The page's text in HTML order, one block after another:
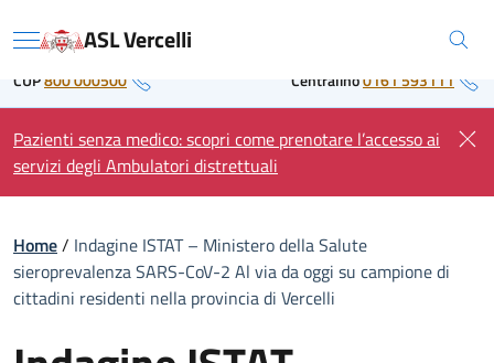
to Regione Piemonte
Menu ASL Vercelli
CUP800 000500 Centralino0161 593111
Pazienti senza medico: scopri come prenotare l’accesso ai
servizi degli Ambulatori distrettuali
Home/ Indagine ISTAT – Ministero della Salute
sieroprevalenza SARS-CoV-2 Al via da oggi su campione di
cittadini residenti nella provincia di Vercelli